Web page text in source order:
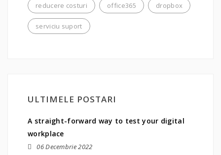
reducere costuri office365 dropbox
serviciu suport
ULTIMELE POSTARI
A straight-forward way to test your digital
workplace
06 Decembrie 2022